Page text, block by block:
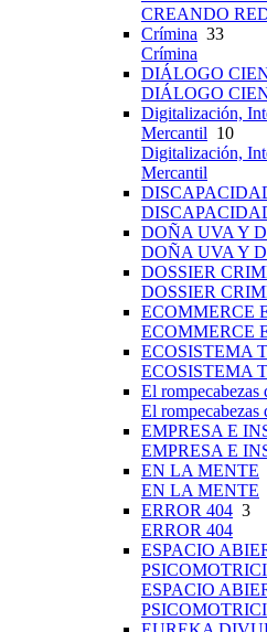
CREANDO
Crímina 33
Crímina
DIÁLOGO
DIÁLOGO
Digitalización,
Mercantil 10
Digitalización,
Mercantil
DOÑA UVA Y
DOÑA UVA Y
DOSSIER
DOSSIER
ECOMMERCE
ECOMMERCE
ECOSISTEMA
ECOSISTEMA
El rompecabezas
El rompecabezas
EMPRESA E
EMPRESA E
EN LA MENTE
EN LA MENTE
ERROR 404 3
ERROR 404
ESPACIO
ESPACIO